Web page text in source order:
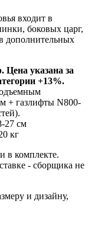
входит в
боковых царг,
дополнительных
указана за
+13%.
+ газлифты N800-
27 см
кг
в комплекте.
- сборщика не
и дизайну,